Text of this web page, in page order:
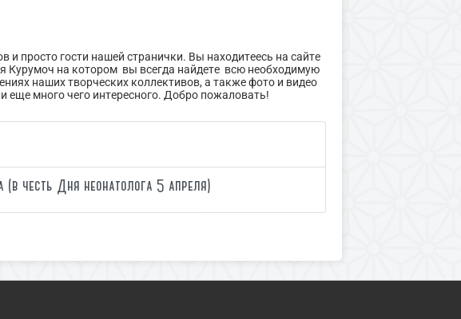
и просто гости нашей странички. Вы находитеесь на сайте
Курумоч на котором вы всегда найдете всю необходимую
наших творческих коллективов, а также фото и видео
много чего интересного. Добро пожаловать!
честь Дня неонатолога 5 апреля)